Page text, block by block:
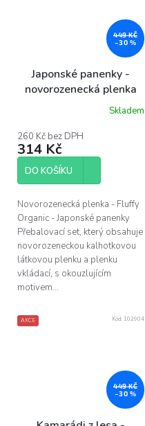
449 KČ
–30 %
Japonské panenky -
novorozenecká plenka
Skladem
260 Kč bez DPH
314 Kč
DO KOŠÍKU
Novorozenecká plenka - Fluffy
Organic - Japonské panenky
Přebalovací set, který obsahuje
novorozeneckou kalhotkovou
látkovou plenku a plenku
vkládací, s okouzlujícím
motivem...
AKCE
449 KČ
–30 %
Kód: 102904